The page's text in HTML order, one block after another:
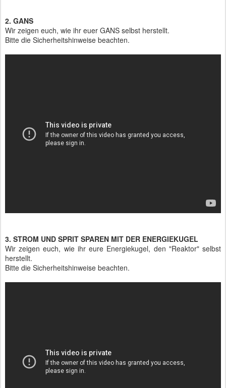
2. GANS
Wir zeigen euch, wie ihr euer GANS selbst herstellt.
Bitte die Sicherheitshinweise beachten.
3. STROM UND SPRIT SPAREN MIT DER ENERGIEKUGEL
Wir zeigen euch, wie ihr eure Energiekugel, den "Reaktor" selbst
herstellt.
Bitte die Sicherheitshinweise beachten.